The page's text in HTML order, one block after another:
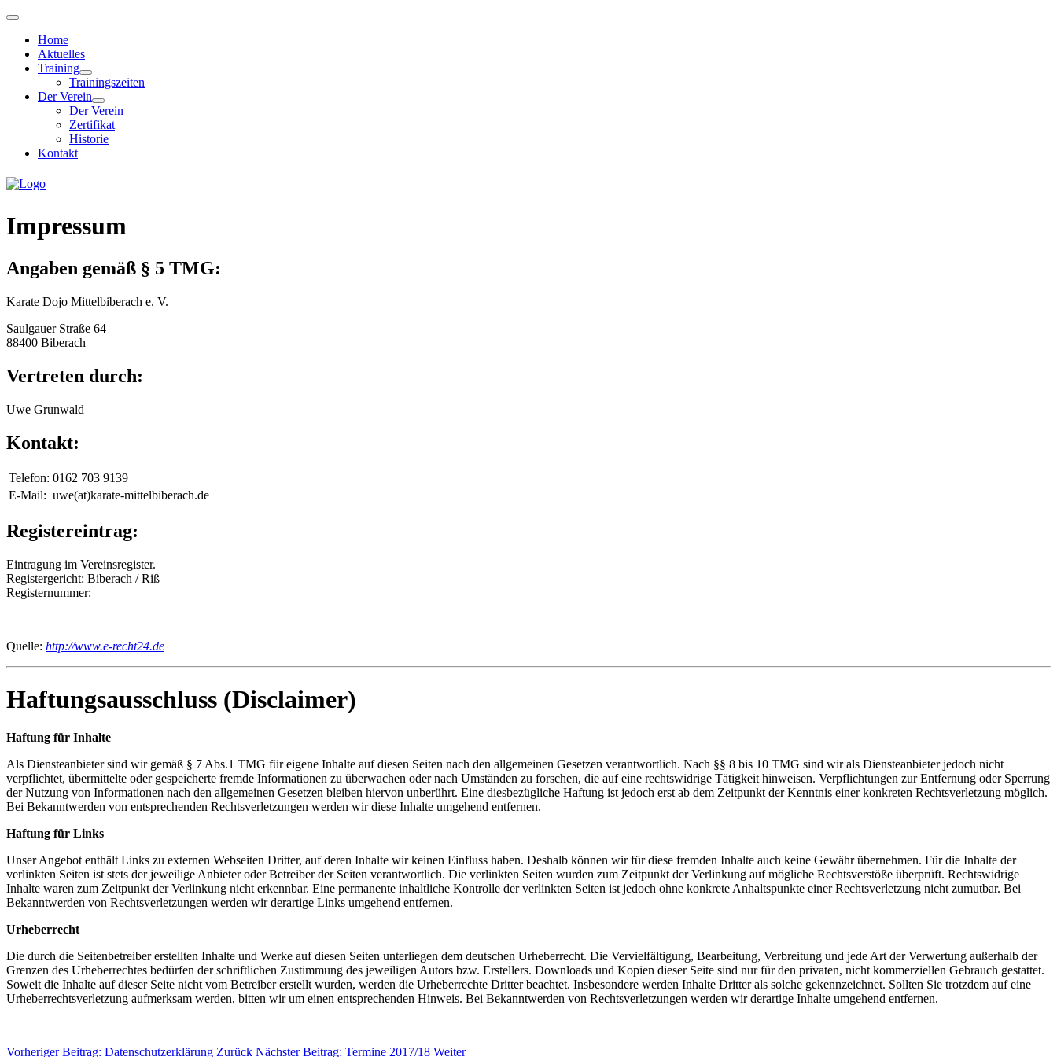
Home
Aktuelles
Training
Trainingszeiten
Der Verein
Der Verein
Zertifikat
Historie
Kontakt
Impressum
Angaben gemäß § 5 TMG:
Karate Dojo Mittelbiberach e. V.
Saulgauer Straße 64
88400 Biberach
Vertreten durch:
Uwe Grunwald
Kontakt:
Telefon: 0162 703 9139
E-Mail: uwe(at)karate-mittelbiberach.de
Registereintrag:
Eintragung im Vereinsregister.
Registergericht: Biberach / Riß
Registernummer:
Quelle: http://www.e-recht24.de
Haftungsausschluss (Disclaimer)
Haftung für Inhalte
Als Diensteanbieter sind wir gemäß § 7 Abs.1 TMG für eigene Inhalte auf diesen Seiten nach den allgemeinen Gesetzen verantwortlich. Nach §§ 8 bis 10 TMG sind wir als Diensteanbieter jedoch nicht
verpflichtet, übermittelte oder gespeicherte fremde Informationen zu überwachen oder nach Umständen zu forschen, die auf eine rechtswidrige Tätigkeit hinweisen. Verpflichtungen zur Entfernung oder Sperrung
der Nutzung von Informationen nach den allgemeinen Gesetzen bleiben hiervon unberührt. Eine diesbezügliche Haftung ist jedoch erst ab dem Zeitpunkt der Kenntnis einer konkreten Rechtsverletzung möglich.
Bei Bekanntwerden von entsprechenden Rechtsverletzungen werden wir diese Inhalte umgehend entfernen.
Haftung für Links
Unser Angebot enthält Links zu externen Webseiten Dritter, auf deren Inhalte wir keinen Einfluss haben. Deshalb können wir für diese fremden Inhalte auch keine Gewähr übernehmen. Für die Inhalte der
verlinkten Seiten ist stets der jeweilige Anbieter oder Betreiber der Seiten verantwortlich. Die verlinkten Seiten wurden zum Zeitpunkt der Verlinkung auf mögliche Rechtsverstöße überprüft. Rechtswidrige
Inhalte waren zum Zeitpunkt der Verlinkung nicht erkennbar. Eine permanente inhaltliche Kontrolle der verlinkten Seiten ist jedoch ohne konkrete Anhaltspunkte einer Rechtsverletzung nicht zumutbar. Bei
Bekanntwerden von Rechtsverletzungen werden wir derartige Links umgehend entfernen.
Urheberrecht
Die durch die Seitenbetreiber erstellten Inhalte und Werke auf diesen Seiten unterliegen dem deutschen Urheberrecht. Die Vervielfältigung, Bearbeitung, Verbreitung und jede Art der Verwertung außerhalb der
Grenzen des Urheberrechtes bedürfen der schriftlichen Zustimmung des jeweiligen Autors bzw. Erstellers. Downloads und Kopien dieser Seite sind nur für den privaten, nicht kommerziellen Gebrauch gestattet.
Soweit die Inhalte auf dieser Seite nicht vom Betreiber erstellt wurden, werden die Urheberrechte Dritter beachtet. Insbesondere werden Inhalte Dritter als solche gekennzeichnet. Sollten Sie trotzdem auf eine
Urheberrechtsverletzung aufmerksam werden, bitten wir um einen entsprechenden Hinweis. Bei Bekanntwerden von Rechtsverletzungen werden wir derartige Inhalte umgehend entfernen.
Vorheriger Beitrag: Datenschutzerklärung Zurück Nächster Beitrag: Termine 2017/18 Weiter